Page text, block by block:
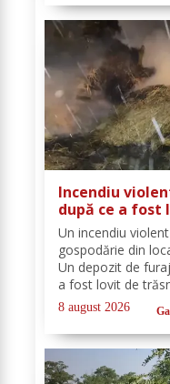
Incendiu
după ce a
Un incendiu
gospodărie din
Un depozit de
a fost lovit de
ora 22:00. La caz
pompierii din
8 august 2026